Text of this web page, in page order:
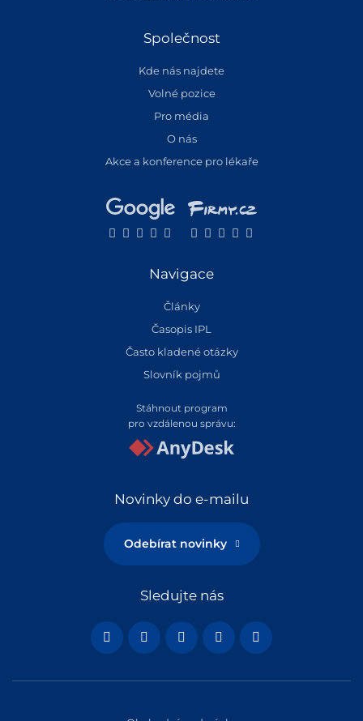
Společnost
Kde nás najdete
Volné pozice
Pro média
O nás
Akce a konference pro lékaře
Navigace
Články
Časopis IPL
Často kladené otázky
Slovník pojmů
Stáhnout program
pro vzdálenou správu:
Novinky do e-mailu
Odebírat novinky
Sledujte nás